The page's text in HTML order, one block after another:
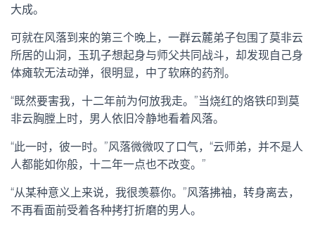
大成。
可就在风落到来的第三个晚上，一群云麓弟子包围了莫非云
所居的山洞，玉玑子想起身与师父共同战斗，却发现自己身
体瘫软无法动弹，很明显，中了软麻的药剂。
“既然要害我，十二年前为何放我走。”当烧红的烙铁印到莫
非云胸膛上时，男人依旧冷静地看着风落。
“此一时，彼一时。”风落微微叹了口气，“云师弟，并不是人
人都能如你般，十二年一点也不改变。”
“从某种意义上来说，我很羡慕你。”风落拂袖，转身离去，
不再看面前受着各种拷打折磨的男人。